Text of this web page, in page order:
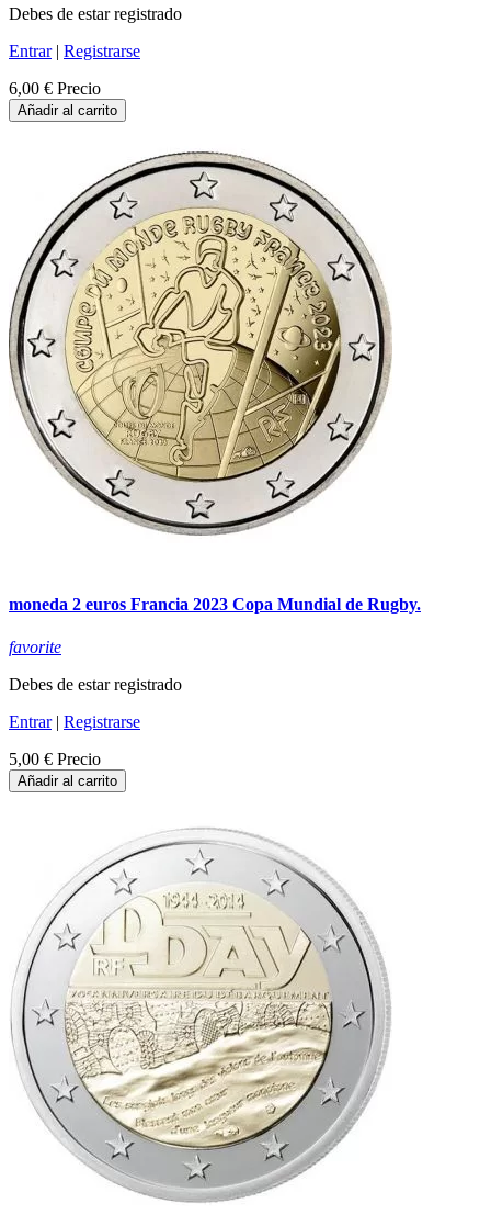
Debes de estar registrado
Entrar| Registrarse
6,00 € Precio
Añadir al carrito
moneda 2 euros Francia 2023 Copa Mundial de Rugby.
favorite
Debes de estar registrado
Entrar| Registrarse
5,00 € Precio
Añadir al carrito